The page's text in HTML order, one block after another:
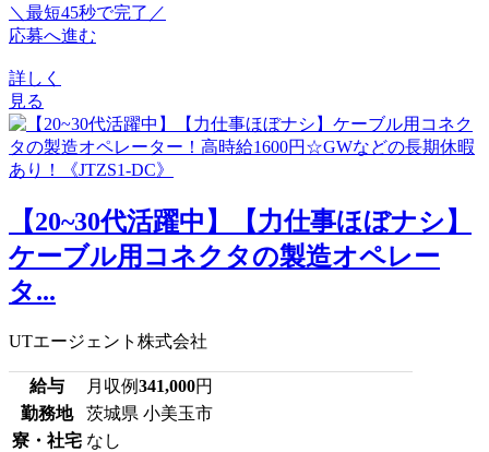
＼最短45秒で完了／
応募へ進む
詳しく
見る
【20~30代活躍中】【力仕事ほぼナシ】
ケーブル用コネクタの製造オペレー
タ...
UTエージェント株式会社
給与 月収例341,000円
勤務地
茨城県 小美玉市
寮・社宅 なし